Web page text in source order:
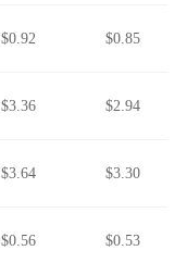
$0.92 $0.85
$3.36 $2.94
$3.64 $3.30
$0.56 $0.53